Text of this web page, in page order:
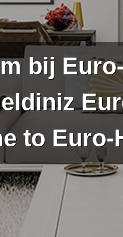
bij
to Euro-